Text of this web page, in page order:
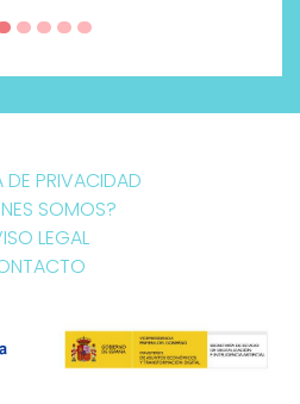
DE PRIVACIDAD
SOMOS?
LEGAL